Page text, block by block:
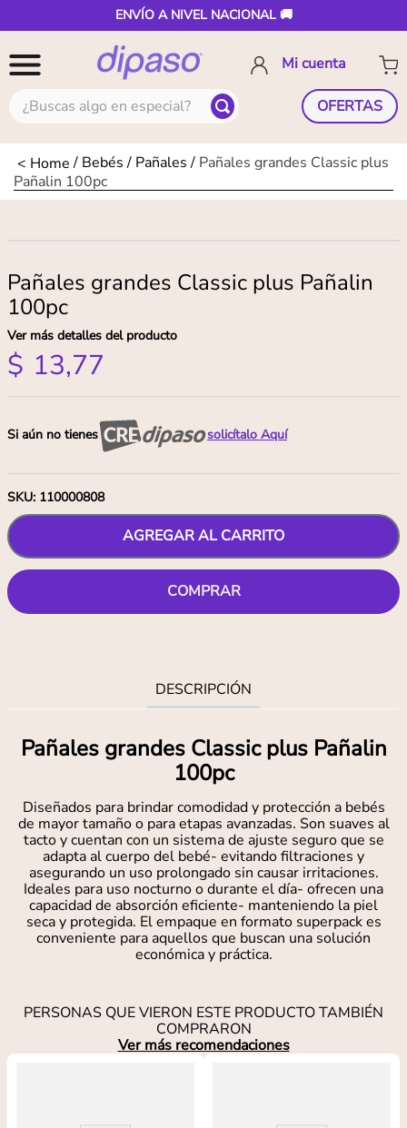
ENVÍO A NIVEL NACIONAL 🚚
¿Buscas algo en especial? OFERTAS
Bebés Pañales
Pañales grandes Classic plus
Pañalin 100pc
Pañales grandes Classic plus Pañalin
100pc
Ver más detalles del producto
$ 13,77
Si aún no tienes solicítalo Aquí
SKU: 110000808
AGREGAR AL CARRITO
COMPRAR
DESCRIPCIÓN
Pañales grandes Classic plus Pañalin
100pc
Diseñados para brindar comodidad y protección a bebés
de mayor tamaño o para etapas avanzadas. Son suaves al
tacto y cuentan con un sistema de ajuste seguro que se
adapta al cuerpo del bebé- evitando filtraciones y
asegurando un uso prolongado sin causar irritaciones.
Ideales para uso nocturno o durante el día- ofrecen una
capacidad de absorción eficiente- manteniendo la piel
seca y protegida. El empaque en formato superpack es
conveniente para aquellos que buscan una solución
económica y práctica.
PERSONAS QUE VIERON ESTE PRODUCTO TAMBIÉN
COMPRARON
Ver más recomendaciones